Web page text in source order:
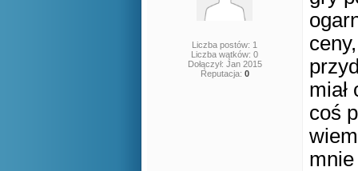
Liczba postów: 1
Liczba wątków: 0
Dołączył: Jan 2015
Reputacja: 0
coś